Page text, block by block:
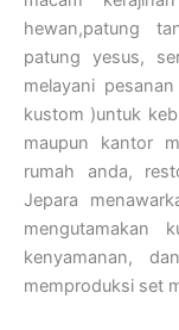
hewan,patung
patung yesus,
melayani
kustom )untuk
maupun kantor
rumah anda,
Jepara
mengutamakan
kenyamanan,
memproduksi set